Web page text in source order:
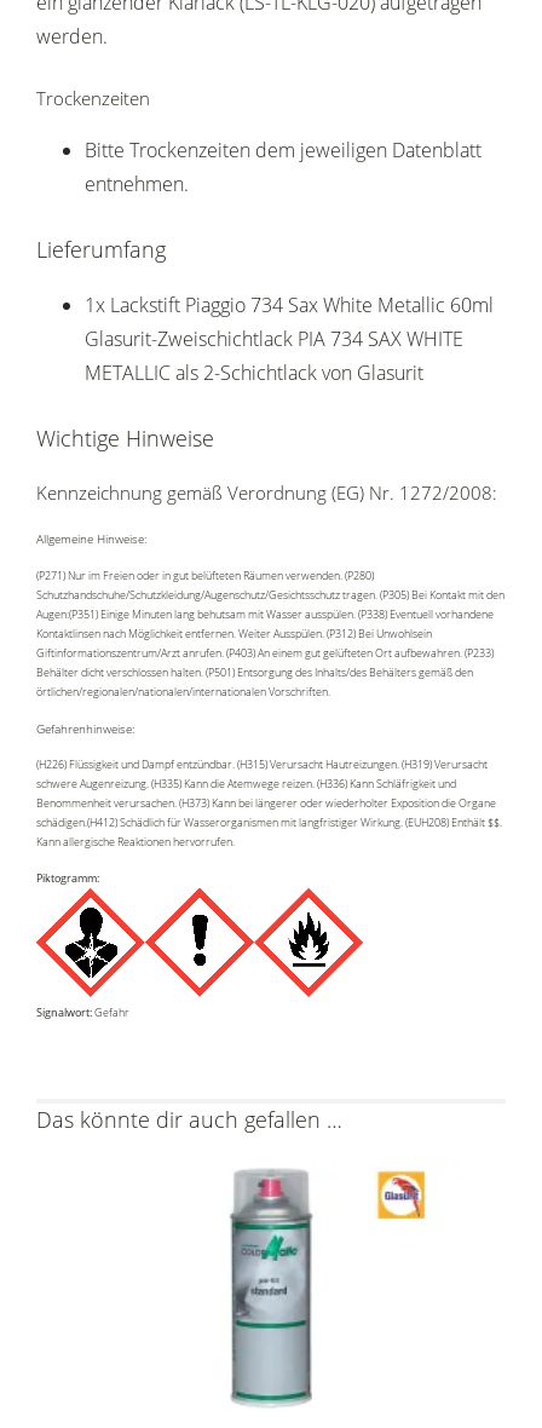
werden.
Trockenzeiten
Bitte Trockenzeiten dem jeweiligen Datenblatt
entnehmen.
Lieferumfang
1x Lackstift Piaggio 734 Sax White Metallic 60ml
Glasurit-Zweischichtlack PIA 734 SAX WHITE
METALLIC als 2-Schichtlack von Glasurit
Wichtige Hinweise
Kennzeichnung gemäß Verordnung (EG) Nr. 1272/2008:
Allgemeine Hinweise:
(P271) Nur im Freien oder in gut belüfteten Räumen verwenden. (P280)
Schutzhandschuhe/Schutzkleidung/Augenschutz/Gesichtsschutz tragen. (P305) Bei Kontakt mit den
Augen:(P351) Einige Minuten lang behutsam mit Wasser ausspülen. (P338) Eventuell vorhandene
Kontaktlinsen nach Möglichkeit entfernen. Weiter Ausspülen. (P312) Bei Unwohlsein
Giftinformationszentrum/Arzt anrufen. (P403) An einem gut gelüfteten Ort aufbewahren. (P233)
Behälter dicht verschlossen halten. (P501) Entsorgung des Inhalts/des Behälters gemäß den
örtlichen/regionalen/nationalen/internationalen Vorschriften.
Gefahrenhinweise:
(H226) Flüssigkeit und Dampf entzündbar. (H315) Verursacht Hautreizungen. (H319) Verursacht
schwere Augenreizung. (H335) Kann die Atemwege reizen. (H336) Kann Schläfrigkeit und
Benommenheit verursachen. (H373) Kann bei längerer oder wiederholter Exposition die Organe
schädigen.(H412) Schädlich für Wasserorganismen mit langfristiger Wirkung. (EUH208) Enthält $$.
Kann allergische Reaktionen hervorrufen.
Piktogramm:
Signalwort:Gefahr
Das könnte dir auch gefallen …